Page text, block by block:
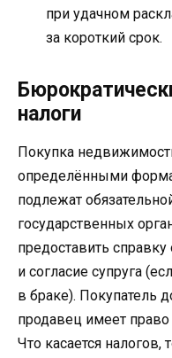
при удачном
за короткий срок.
налоги
Покупка
определёнными
подлежат
государственных
предоставить
и согласие супруга
в браке). Покупатель
продавец имеет
Что касается